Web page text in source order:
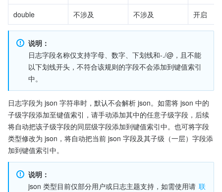
double 不涉及 不涉及 开启
说明：
日志字段名称仅支持字母、数字、下划线和-./@，且不能
以下划线开头，不符合该规则的字段不会添加到键值索引
中。
日志字段为 json 字符串时，默认不会解析 json。如需将 json 中的
子级字段添加至键值索引，请手动添加其中的任意子级字段，后续
将自动把该子级字段的同层级字段添加到键值索引中。也可将字段
类型修改为 json，将自动把当前 json 字段及其子级（一层）字段添
加到键值索引中。
说明：
json 类型目前仅部分用户或日志主题支持，如需使用请 联